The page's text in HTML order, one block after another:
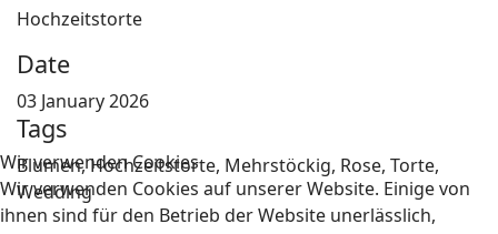
Hochzeitstorte
Date
03 January 2026
Tags
Blumen, Hochzeitstorte, Mehrstöckig, Rose, Torte,
Wedding
Wir verwenden Cookies
Wir verwenden Cookies auf unserer Website. Einige von
ihnen sind für den Betrieb der Website unerlässlich,